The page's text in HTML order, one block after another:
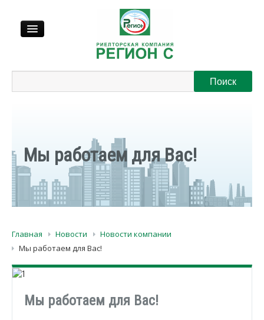
Регионы
Мы работаем для Вас!
Главная Новости
Новости компании
Мы работаем для Вас!
Мы работаем для Вас!